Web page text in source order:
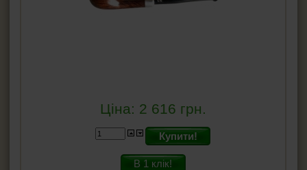
Ціна: 2 616 грн.
Купити!
В 1 клік!